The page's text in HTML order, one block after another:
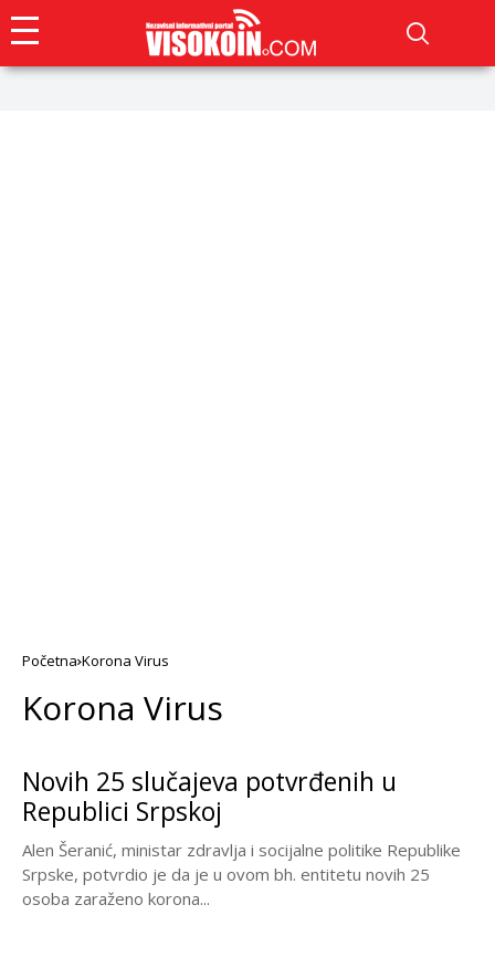
Početna Korona Virus
Korona Virus
Novih 25 slučajeva potvrđenih u
Republici Srpskoj
Alen Šeranić, ministar zdravlja i socijalne politike Republike
Srpske, potvrdio je da je u ovom bh. entitetu novih 25
osoba zaraženo korona...